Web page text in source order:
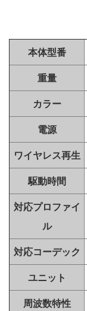
本体型番
重量
カラー
電源
ワイヤレス再生
駆動時間
対応プロファイ
ル
対応コーデック
ユニット
周波数特性